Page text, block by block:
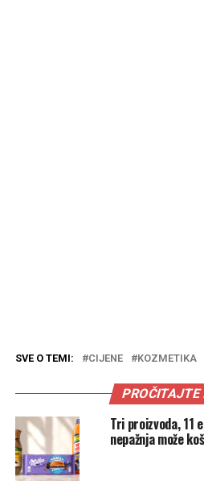
SVE O TEMI: CIJENE KOZMETIKA
PROČITAJTE
Tri proizvoda, 11
nepažnja može